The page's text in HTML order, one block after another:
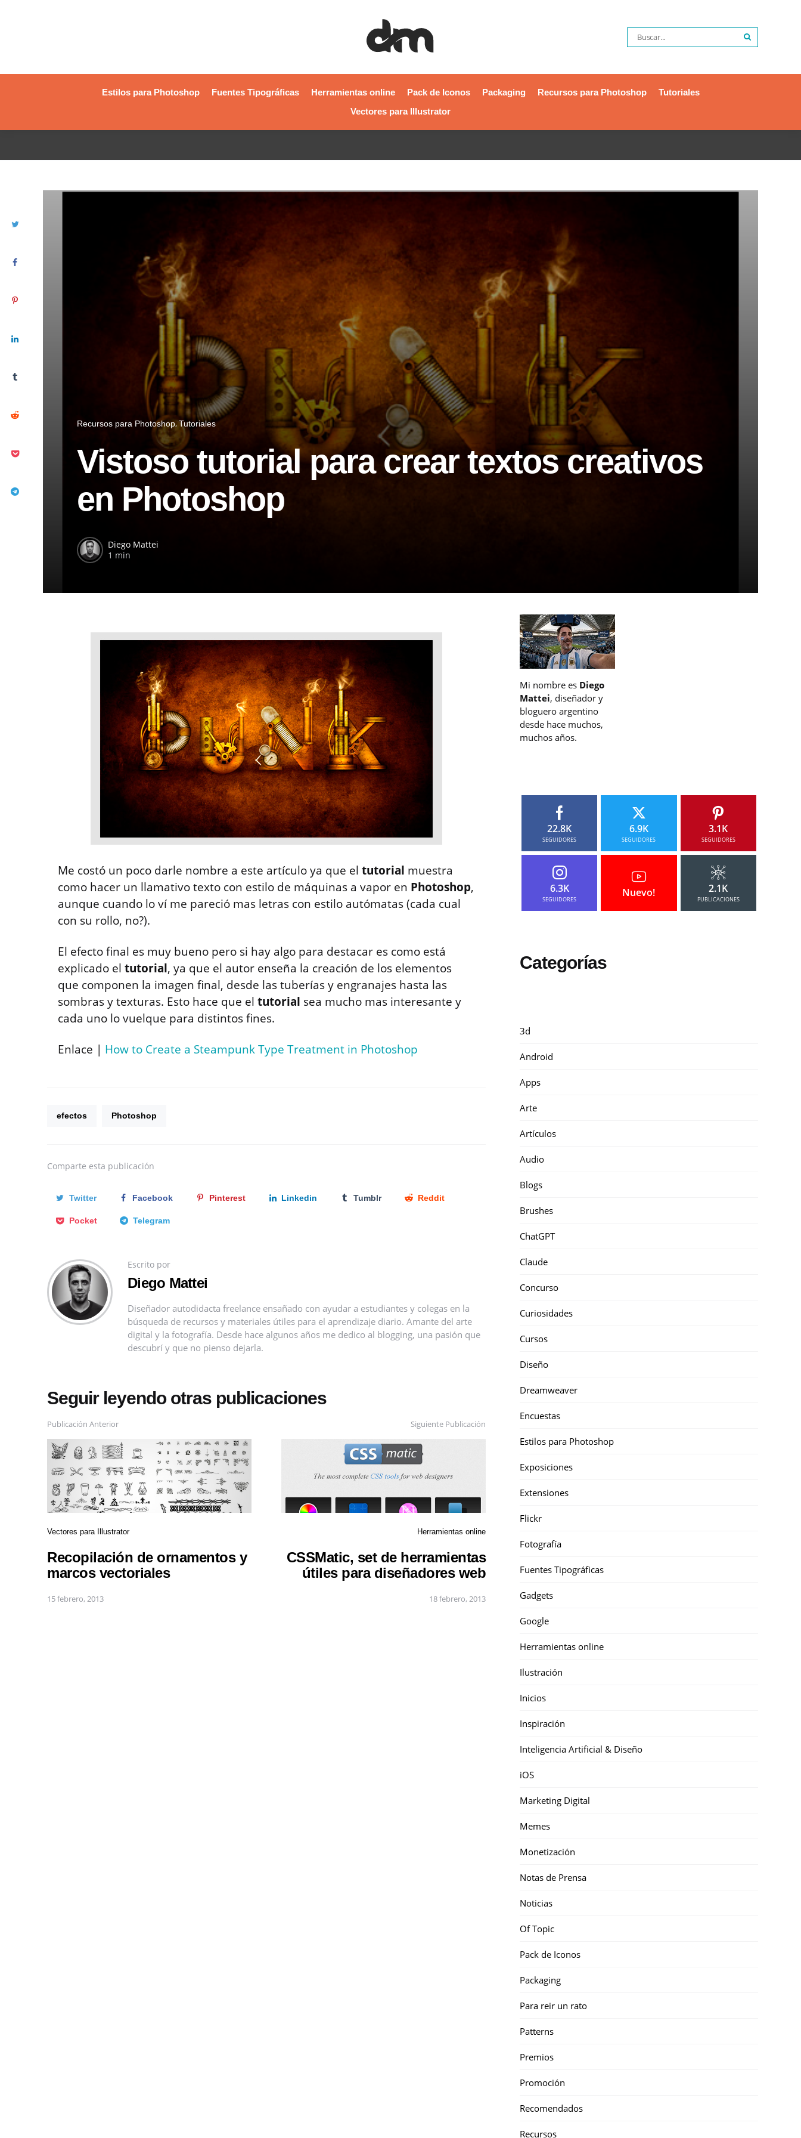
Estilos para Photoshop Fuentes Tipográficas Herramientas online Pack de Iconos Packaging Recursos para Photoshop
Tutoriales
Vectores para Illustrator
Recursos para Photoshop Tutoriales
Vistoso tutorial para crear textos creativos
en Photoshop
Diego Mattei
1 min
Me costó un poco darle nombre a este artículo ya que el tutorial muestra
como hacer un llamativo texto con estilo de máquinas a vapor en Photoshop,
aunque cuando lo ví me pareció mas letras con estilo autómatas (cada cual
con su rollo, no?).
El efecto final es muy bueno pero si hay algo para destacar es como está
explicado el tutorial, ya que el autor enseña la creación de los elementos
que componen la imagen final, desde las tuberías y engranajes hasta las
sombras y texturas. Esto hace que el tutorial sea mucho mas interesante y
cada uno lo vuelque para distintos fines.
Enlace | How to Create a Steampunk Type Treatment in Photoshop
efectos Photoshop
Comparte esta publicación
Twitter Facebook Pinterest Linkedin Tumblr Reddit
Pocket Telegram
Escrito por
Diego Mattei
Diseñador autodidacta freelance ensañado con ayudar a estudiantes y colegas en la
búsqueda de recursos y materiales útiles para el aprendizaje diario. Amante del arte
digital y la fotografía. Desde hace algunos años me dedico al blogging, una pasión que
descubrí y que no pienso dejarla.
Seguir leyendo otras publicaciones
Publicación Anterior
Vectores para Illustrator
Recopilación de ornamentos y
marcos vectoriales
15 febrero, 2013
Siguiente Publicación
Herramientas online
CSSMatic, set de herramientas
útiles para diseñadores web
18 febrero, 2013
Mi nombre es Diego
Mattei, diseñador y
bloguero argentino
desde hace muchos,
muchos años.
22.8K
SEGUIDORES
6.9K
SEGUIDORES
3.1K
SEGUIDORES
6.3K
SEGUIDORES
Nuevo! 2.1K
PUBLICACIONES
Categorías
3d
Android
Apps
Arte
Artículos
Audio
Blogs
Brushes
ChatGPT
Claude
Concurso
Curiosidades
Cursos
Diseño
Dreamweaver
Encuestas
Estilos para Photoshop
Exposiciones
Extensiones
Flickr
Fotografía
Fuentes Tipográficas
Gadgets
Google
Herramientas online
Ilustración
Inicios
Inspiración
Inteligencia Artificial & Diseño
iOS
Marketing Digital
Memes
Monetización
Notas de Prensa
Noticias
Of Topic
Pack de Iconos
Packaging
Para reir un rato
Patterns
Premios
Promoción
Recomendados
Recursos